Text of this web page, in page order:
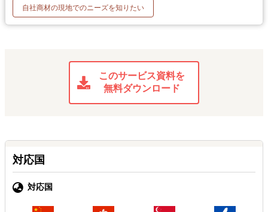
自社商材の現地でのニーズを知りたい
このサービス資料を
無料ダウンロード
対応国
対応国